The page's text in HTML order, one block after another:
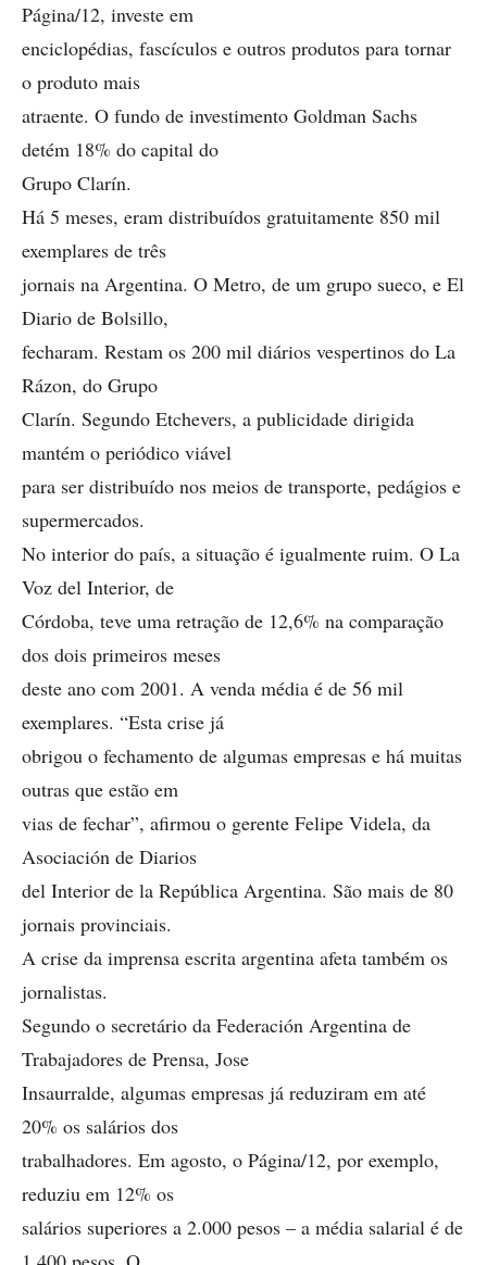
Página/12, investe em
enciclopédias, fascículos e outros produtos para tornar
o produto mais
atraente. O fundo de investimento Goldman Sachs
detém 18% do capital do
Grupo Clarín.
Há 5 meses, eram distribuídos gratuitamente 850 mil
exemplares de três
jornais na Argentina. O Metro, de um grupo sueco, e El
Diario de Bolsillo,
fecharam. Restam os 200 mil diários vespertinos do La
Rázon, do Grupo
Clarín. Segundo Etchevers, a publicidade dirigida
mantém o periódico viável
para ser distribuído nos meios de transporte, pedágios e
supermercados.
No interior do país, a situação é igualmente ruim. O La
Voz del Interior, de
Córdoba, teve uma retração de 12,6% na comparação
dos dois primeiros meses
deste ano com 2001. A venda média é de 56 mil
exemplares. “Esta crise já
obrigou o fechamento de algumas empresas e há muitas
outras que estão em
vias de fechar”, afirmou o gerente Felipe Videla, da
Asociación de Diarios
del Interior de la República Argentina. São mais de 80
jornais provinciais.
A crise da imprensa escrita argentina afeta também os
jornalistas.
Segundo o secretário da Federación Argentina de
Trabajadores de Prensa, Jose
Insaurralde, algumas empresas já reduziram em até
20% os salários dos
trabalhadores. Em agosto, o Página/12, por exemplo,
reduziu em 12% os
salários superiores a 2.000 pesos – a média salarial é de